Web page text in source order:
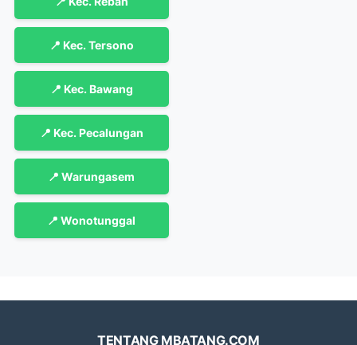
📍 Kec. Tersono
📍 Kec. Bawang
📍 Kec. Pecalungan
📍 Warungasem
📍 Wonotunggal
TENTANG MBATANG.COM